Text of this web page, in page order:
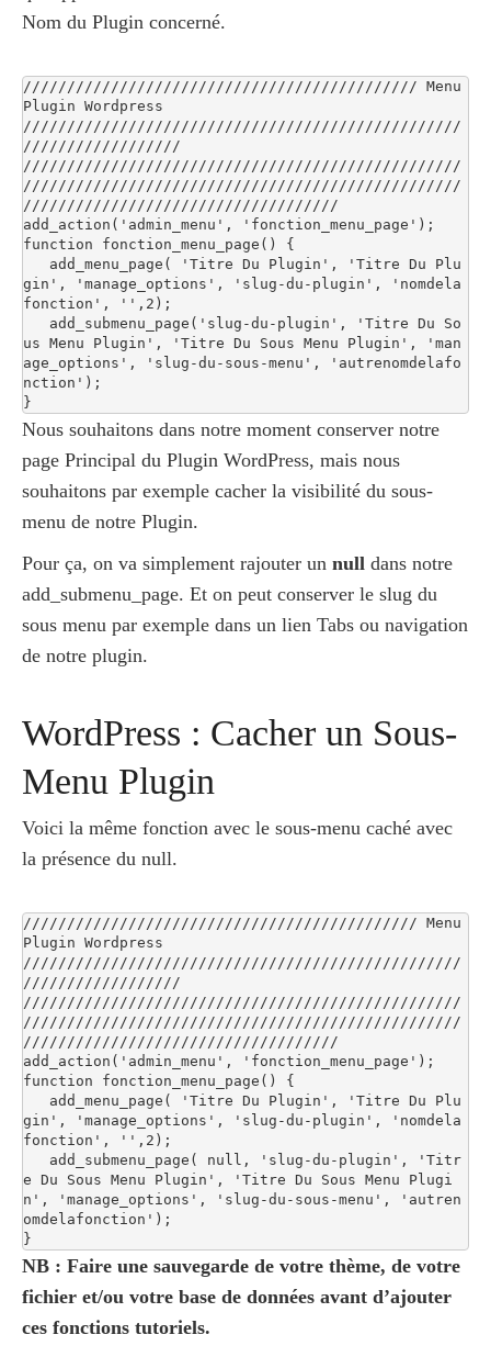
Nom du Plugin concerné.
///////////////////////////////////////////// Menu
Plugin Wordpress
//////////////////////////////////////////////////
//////////////////
//////////////////////////////////////////////////
//////////////////////////////////////////////////
////////////////////////////////////
add_action('admin_menu', 'fonction_menu_page');
function fonction_menu_page() {
gin', 'manage_options', 'slug-du-plugin', 'nomdela
fonction', '',2);
us Menu Plugin', 'Titre Du Sous Menu Plugin', 'man
age_options', 'slug-du-sous-menu', 'autrenomdelafo
nction');
}
Nous souhaitons dans notre moment conserver notre
page Principal du Plugin WordPress, mais nous
souhaitons par exemple cacher la visibilité du sous-
menu de notre Plugin.
Pour ça, on va simplement rajouter un null dans notre
add_submenu_page. Et on peut conserver le slug du
sous menu par exemple dans un lien Tabs ou navigation
de notre plugin.
WordPress : Cacher un Sous-
Menu Plugin
Voici la même fonction avec le sous-menu caché avec
la présence du null.
///////////////////////////////////////////// Menu
Plugin Wordpress
//////////////////////////////////////////////////
//////////////////
//////////////////////////////////////////////////
//////////////////////////////////////////////////
////////////////////////////////////
add_action('admin_menu', 'fonction_menu_page');
function fonction_menu_page() {
gin', 'manage_options', 'slug-du-plugin', 'nomdela
fonction', '',2);
e Du Sous Menu Plugin', 'Titre Du Sous Menu Plugi
n', 'manage_options', 'slug-du-sous-menu', 'autren
omdelafonction');
}
NB : Faire une sauvegarde de votre thème, de votre
fichier et/ou votre base de données avant d’ajouter
ces fonctions tutoriels.